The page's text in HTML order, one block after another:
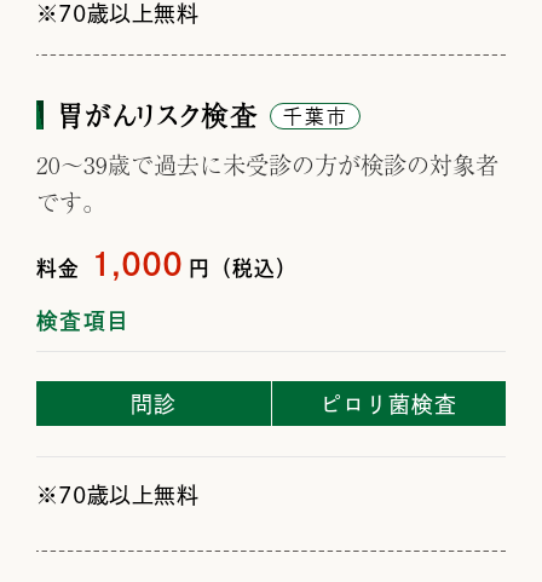
70歳以上無料
胃がんリスク検査 千葉市
20～39歳で過去に未受診の方が検診の対象者
です。
料金 1,000 円（税込）
検査項目
問診 ピロリ菌検査
70歳以上無料